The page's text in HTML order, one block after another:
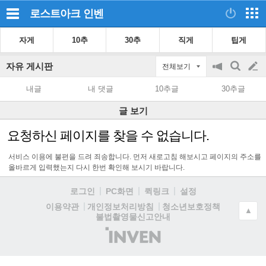
로스트아크 인벤
자게 10추 30추 직게 팁게
자유 게시판 전체보기
공
지
on/off
검
색
글
쓰
기
내글 내 댓글 10추글 30추글
글 보기
요청하신 페이지를 찾을 수 없습니다.
서비스 이용에 불편을 드려 죄송합니다. 먼저 새로고침 해보시고 페이지의 주소를
올바르게 입력했는지 다시 한번 확인해 보시기 바랍니다.
로그인 PC화면 퀵링크
설정
이용약관
개인정보처리방침
청소년보호정책
불법촬영물신고안내
(주)
인
▲